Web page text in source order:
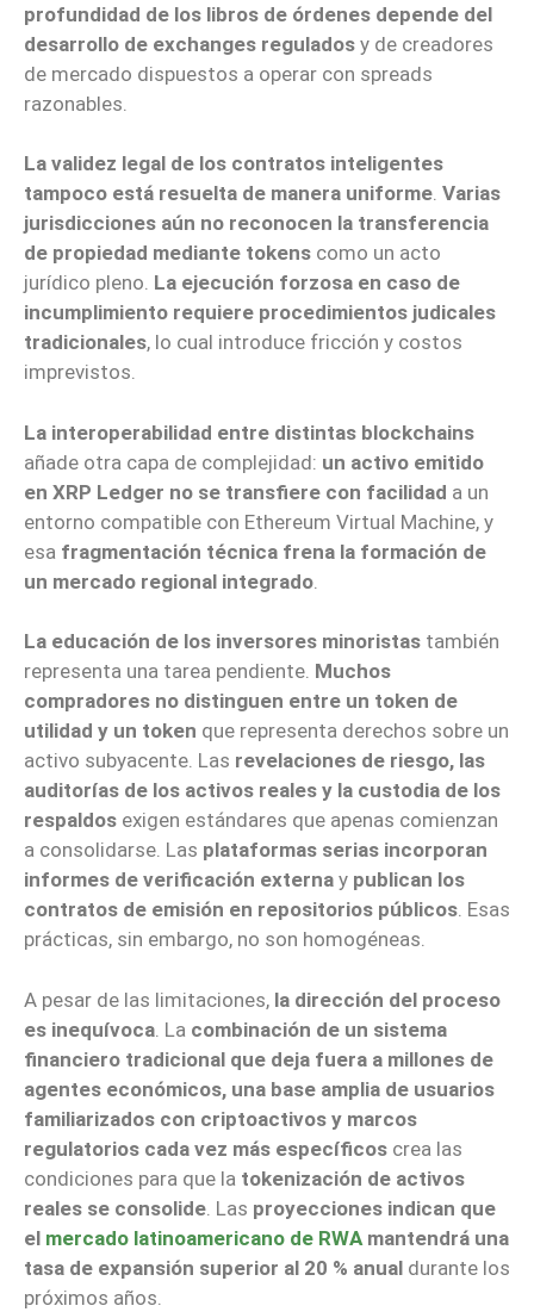
profundidad de los libros de órdenes depende del
desarrollo de exchanges regulados y de creadores
de mercado dispuestos a operar con spreads
razonables.
La validez legal de los contratos inteligentes
tampoco está resuelta de manera uniforme. Varias
jurisdicciones aún no reconocen la transferencia
de propiedad mediante tokens como un acto
jurídico pleno. La ejecución forzosa en caso de
incumplimiento requiere procedimientos judicales
tradicionales, lo cual introduce fricción y costos
imprevistos.
La interoperabilidad entre distintas blockchains
añade otra capa de complejidad: un activo emitido
en XRP Ledger no se transfiere con facilidad a un
entorno compatible con Ethereum Virtual Machine, y
esa fragmentación técnica frena la formación de
un mercado regional integrado
La educación de los inversores minoristas también
representa una tarea pendiente. Muchos
compradores no distinguen entre un token de
utilidad y un token que representa derechos sobre un
activo subyacente. Las revelaciones de riesgo, las
auditorías de los activos reales y la custodia de los
respaldos exigen estándares que apenas comienzan
a consolidarse. Las plataformas serias incorporan
informes de verificación externa y publican los
contratos de emisión en repositorios públicos. Esas
prácticas, sin embargo, no son homogéneas.
A pesar de las limitaciones, la dirección del proceso
es inequívoca . La combinación de un sistema
financiero tradicional que deja fuera a millones de
agentes económicos, una base amplia de usuarios
familiarizados con criptoactivos y marcos
regulatorios cada vez más específicos crea las
condiciones para que la tokenización de activos
reales se consolide . Las proyecciones indican que
el mercado latinoamericano de RWA mantendrá una
tasa de expansión superior al 20 % anual durante los
próximos años.